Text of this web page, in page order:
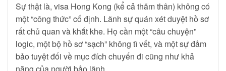
Sự thật là, visa Hong Kong (kể cả thăm thân) không có
một “công thức” cố định. Lãnh sự quán xét duyệt hồ sơ
rất chủ quan và khắt khe. Họ cần một “câu chuyện”
logic, một bộ hồ sơ “sạch” không tì vết, và một sự đảm
bảo tuyệt đối về mục đích chuyến đi cũng như khả